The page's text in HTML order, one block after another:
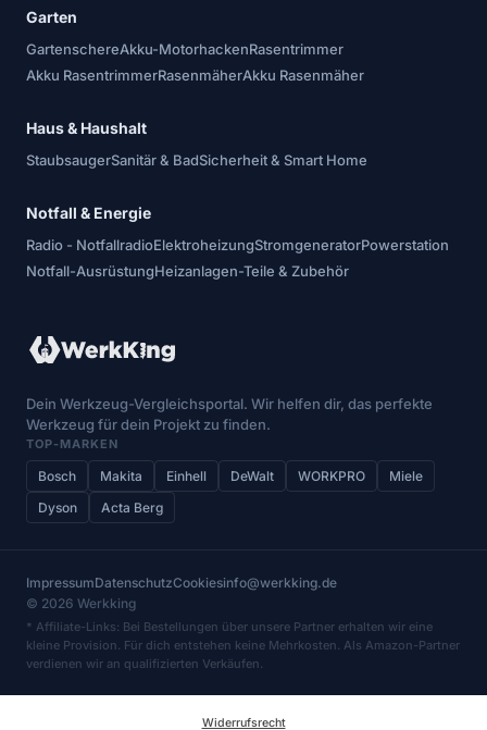
Garten
GartenschereAkku-MotorhackenRasentrimmer
Akku RasentrimmerRasenmäherAkku Rasenmäher
Haus & Haushalt
StaubsaugerSanitär & BadSicherheit & Smart Home
Notfall & Energie
Radio - NotfallradioElektroheizungStromgeneratorPowerstation
Notfall-AusrüstungHeizanlagen-Teile & Zubehör
Dein Werkzeug-Vergleichsportal. Wir helfen dir, das perfekte
Werkzeug für dein Projekt zu finden.
TOP-MARKEN
Bosch Makita Einhell DeWalt WORKPRO
Miele
Dyson
Acta Berg
ImpressumDatenschutzCookiesinfo@werkking.de
© 2026 Werkking
* Affiliate-Links: Bei Bestellungen über unsere Partner erhalten wir eine
kleine Provision. Für dich entstehen keine Mehrkosten. Als Amazon-Partner
verdienen wir an qualifizierten Verkäufen.
Widerrufsrecht